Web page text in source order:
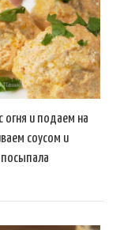
огня и подаем на
соусом и